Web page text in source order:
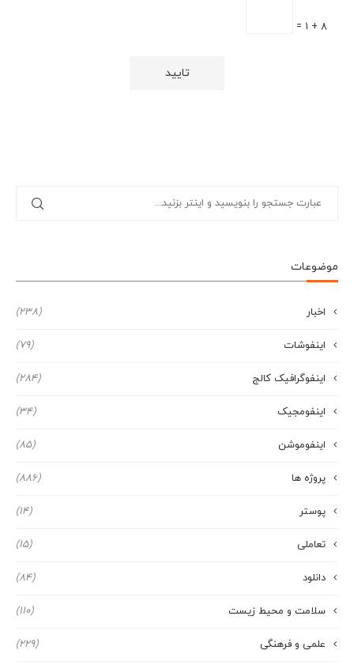
8 + 1 =
موضوعات
اخبار (238)
اینفوشات (79)
اینفوگرافیک کالج (284)
اینفومجیک (34)
اینفوموشن (85)
پروژه ها (886)
پوستر (14)
تعاملی (15)
دانلود (84)
سلامت و محیط زیست (110)
علمی و فرهنگی (229)